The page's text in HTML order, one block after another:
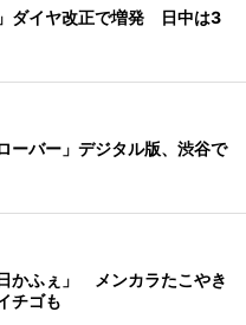
ダイヤ改正で増発 日中は3
ーバー」デジタル版、渋谷で
かふぇ」 メンカラたこやき
チゴも